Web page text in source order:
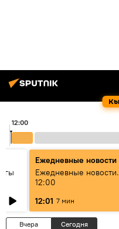
12:00
Ежедневные новости
Ежедневные
12:00
12:01 7 мин
Вчера Сегодня